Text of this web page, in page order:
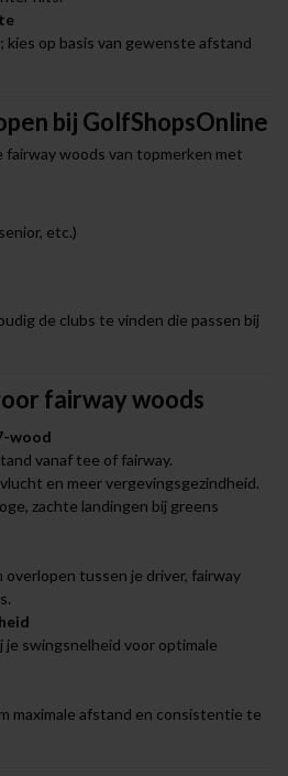
op basis van gewenste afstand
bij GolfShopsOnline
fairway woods van topmerken met
etc.)
de clubs te vinden die passen bij
fairway woods
wood
vanaf tee of fairway.
en meer vergevingsgezindheid.
zachte landingen bij greens
tussen je driver, fairway
je swingsnelheid voor optimale
maximale afstand en consistentie te